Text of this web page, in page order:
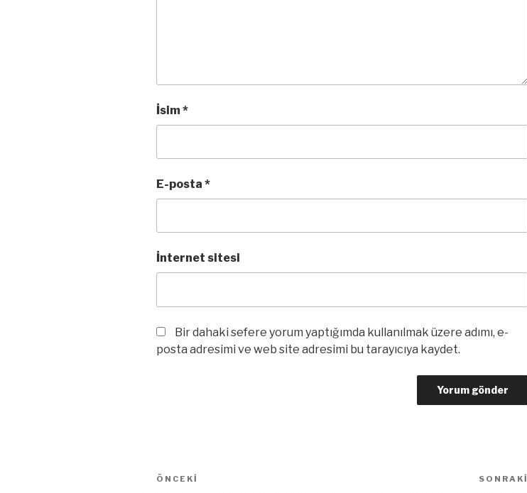
İsim*
E-posta *
İnternet sitesi
Bir dahaki sefere yorum yaptığımda kullanılmak üzere adımı, e-
posta adresimi ve web site adresimi bu tarayıcıya kaydet.
Yazı
Önceki
ÖNCEKI SONRAKI